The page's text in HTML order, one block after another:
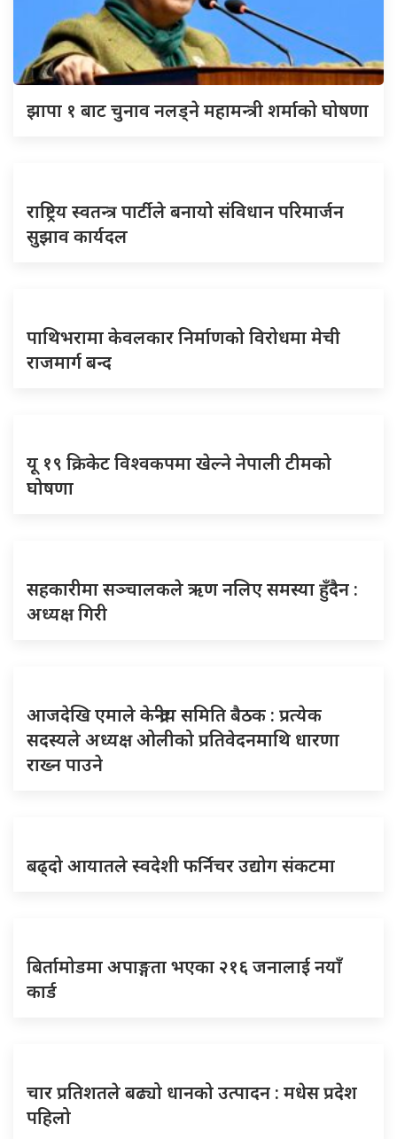
झापा १ बाट चुनाव नलड्ने महामन्त्री शर्माको घोषणा
राष्ट्रिय स्वतन्त्र पार्टीले बनायो संविधान परिमार्जन
सुझाव कार्यदल
पाथिभरामा केवलकार निर्माणको विरोधमा मेची
राजमार्ग बन्द
यू १९ क्रिकेट विश्वकपमा खेल्ने नेपाली टीमको
घोषणा
सहकारीमा सञ्चालकले ऋण नलिए समस्या हुँदैन :
अध्यक्ष गिरी
आजदेखि एमाले केन्द्रीय समिति बैठक : प्रत्येक
सदस्यले अध्यक्ष ओलीको प्रतिवेदनमाथि धारणा
राख्न पाउने
बढ्दो आयातले स्वदेशी फर्निचर उद्योग संकटमा
बिर्तामोडमा अपाङ्गता भएका २१६ जनालाई नयाँ
कार्ड
चार प्रतिशतले बढ्यो धानको उत्पादन : मधेस प्रदेश
पहिलो